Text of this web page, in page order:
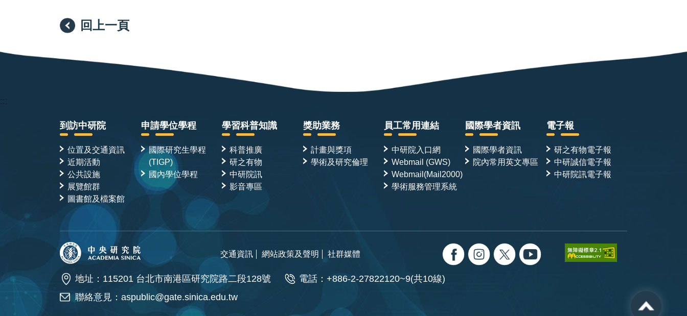
回上一頁
:::
到訪中研院
位置及交通資訊
近期活動
公共設施
展覽館群
圖書館及檔案館
申請學位學程
國際研究生學程
(TIGP)
國內學位學程
學習科普知識
科普推廣
研之有物
中研院訊
影音專區
獎助業務
計畫與獎項
學術及研究倫理
員工常用連結
中研院入口網
Webmail (GWS)
Webmail(Mail2000)
學術服務管理系統
國際學者資訊
國際學者資訊
院內常用英文專區
電子報
研之有物電子報
中研誠信電子報
中研院訊電子報
交通資訊 網站政策及聲明 社群媒體
地址：115201 台北市南港區研究院路二段128號
電話：+886-2-27822120~9(共10線)
聯絡意見： aspublic@gate.sinica.edu.tw